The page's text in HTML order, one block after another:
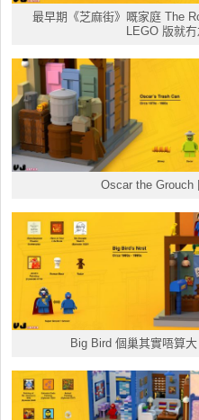
最早期《芝麻街》嘅家庭 The
LEGO 版就
Oscar the Grouch
Big Bird 個巢其實唔算